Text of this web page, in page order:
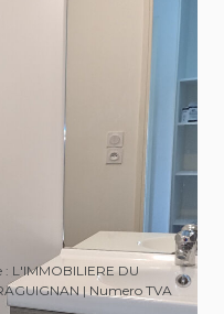
L'IMMOBILIERE DU
| Numero TVA